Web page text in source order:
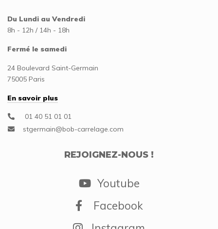
Du Lundi au Vendredi
8h - 12h / 14h - 18h
Fermé le samedi
24 Boulevard Saint-Germain
75005 Paris
En savoir plus
01 40 51 01 01
REJOIGNEZ-NOUS !
Youtube
Facebook